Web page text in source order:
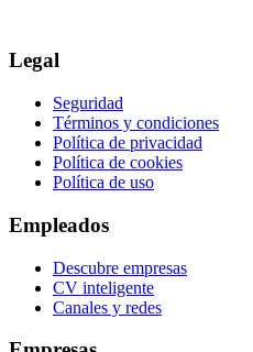
Legal
Seguridad
Términos y condiciones
Política de privacidad
Política de cookies
Política de uso
Empleados
Descubre empresas
CV inteligente
Canales y redes